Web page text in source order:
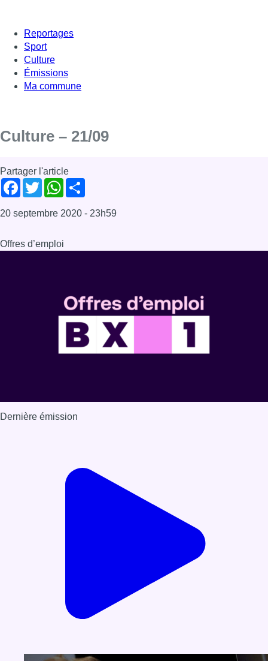
Reportages
Sport
Culture
Émissions
Ma commune
Culture – 21/09
Partager l'article
Facebook
TwitterWhatsApp
20 septembre 2020 - 23h59
Offres d’emploi
Dernière émission